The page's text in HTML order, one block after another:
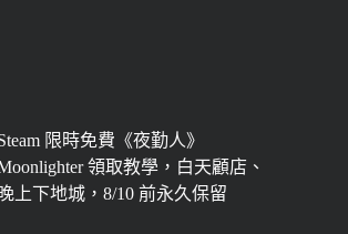
限時免費《夜勤人》
領取教學，白天顧店、
晚上下地城，8/10 前永久保留